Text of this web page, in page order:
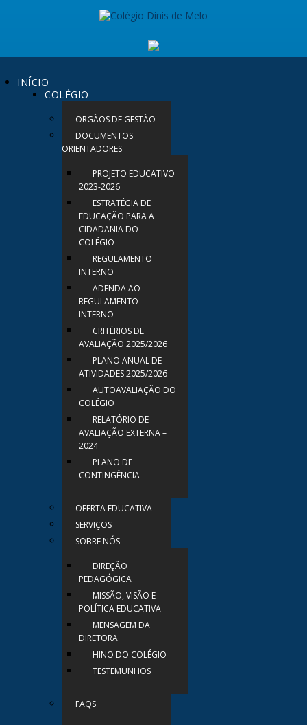
INÍCIO
COLÉGIO
ORGÃOS DE GESTÃO
DOCUMENTOS
ORIENTADORES
PROJETO EDUCATIVO
2023-2026
ESTRATÉGIA DE
EDUCAÇÃO PARA A
CIDADANIA DO
COLÉGIO
REGULAMENTO
INTERNO
ADENDA AO
REGULAMENTO
INTERNO
CRITÉRIOS DE
AVALIAÇÃO 2025/2026
PLANO ANUAL DE
ATIVIDADES 2025/2026
AUTOAVALIAÇÃO DO
COLÉGIO
RELATÓRIO DE
AVALIAÇÃO EXTERNA –
2024
PLANO DE
CONTINGÊNCIA
OFERTA EDUCATIVA
SERVIÇOS
SOBRE NÓS
DIREÇÃO
PEDAGÓGICA
MISSÃO, VISÃO E
POLÍTICA EDUCATIVA
MENSAGEM DA
DIRETORA
HINO DO COLÉGIO
TESTEMUNHOS
FAQS